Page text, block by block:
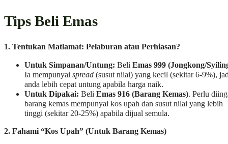
Tips Beli Emas
1. Tentukan Matlamat: Pelaburan atau Perhiasan?
Untuk Simpanan/Untung: Beli Emas 999 (Jongkong/
Ia mempunyai spread (susut nilai) yang kecil (sekitar 6-9%),
anda lebih cepat untung apabila harga naik.
Untuk Dipakai: Beli Emas 916 (Barang Kemas). Perlu
barang kemas mempunyai kos upah dan susut nilai yang lebih
tinggi (sekitar 20-25%) apabila dijual semula.
2. Fahami “Kos Upah” (Untuk Barang Kemas)